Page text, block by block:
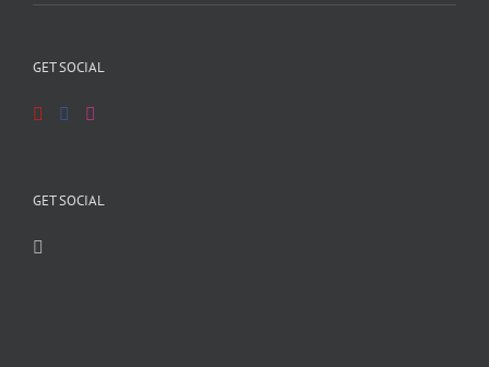
GET SOCIAL
GET SOCIAL